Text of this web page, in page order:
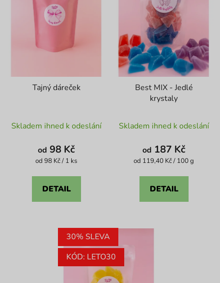
Tajný dáreček
hodnocení
produktu
je
z
Skladem ihned k odeslání
od 98 Kč
Měrná
od 98 Kč / 1 ks
DETAIL
Best MIX - Jedlé
krystaly
hodnocení
produktu
je
z
Skladem ihned k odeslání
od 187 Kč
Měrná
od 119,40 Kč / 100 g
DETAIL
30% SLEVA
KÓD: LETO30